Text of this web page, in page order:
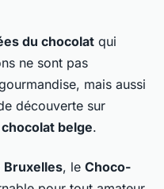
du chocolat qui
ne sont pas
mais aussi
découverte sur
belge.
Bruxelles, le Choco-